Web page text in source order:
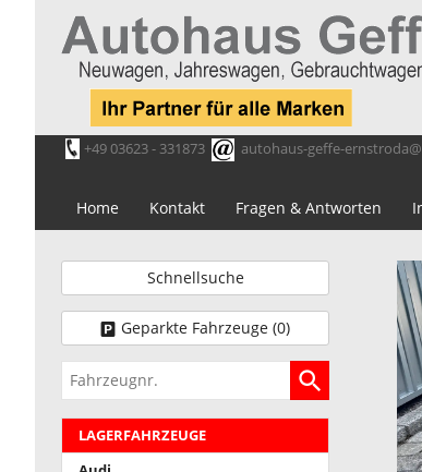
+49 03623 - 331873 autohaus-geffe-
Home Kontakt Fragen & Antworten
Schnellsuche
Geparkte Fahrzeuge (0)
Fahrzeugnr.
LAGERFAHRZEUGE